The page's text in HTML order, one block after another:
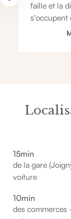
faille et la
s'occupent
15min
de la gare
voiture
10min
des commerces